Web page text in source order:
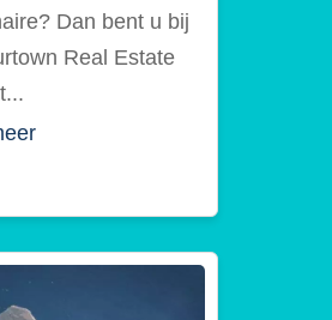
Dan bent u bij
Real Estate